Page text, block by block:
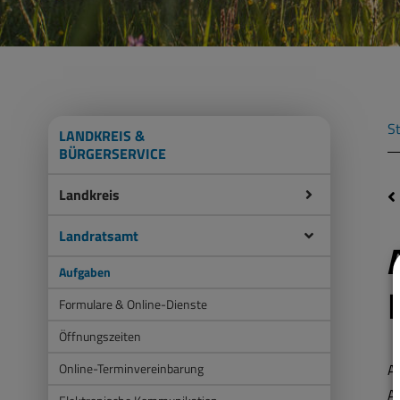
LANDKREIS &
BÜRGERSERVICE
Landkreis
Landratsamt
Aufgaben
Formulare & Online-Dienste
Öffnungszeiten
Online-Terminvereinbarung